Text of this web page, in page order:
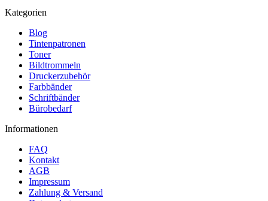
Kategorien
Blog
Tintenpatronen
Toner
Bildtrommeln
Druckerzubehör
Farbbänder
Schriftbänder
Bürobedarf
Informationen
FAQ
Kontakt
AGB
Impressum
Zahlung & Versand